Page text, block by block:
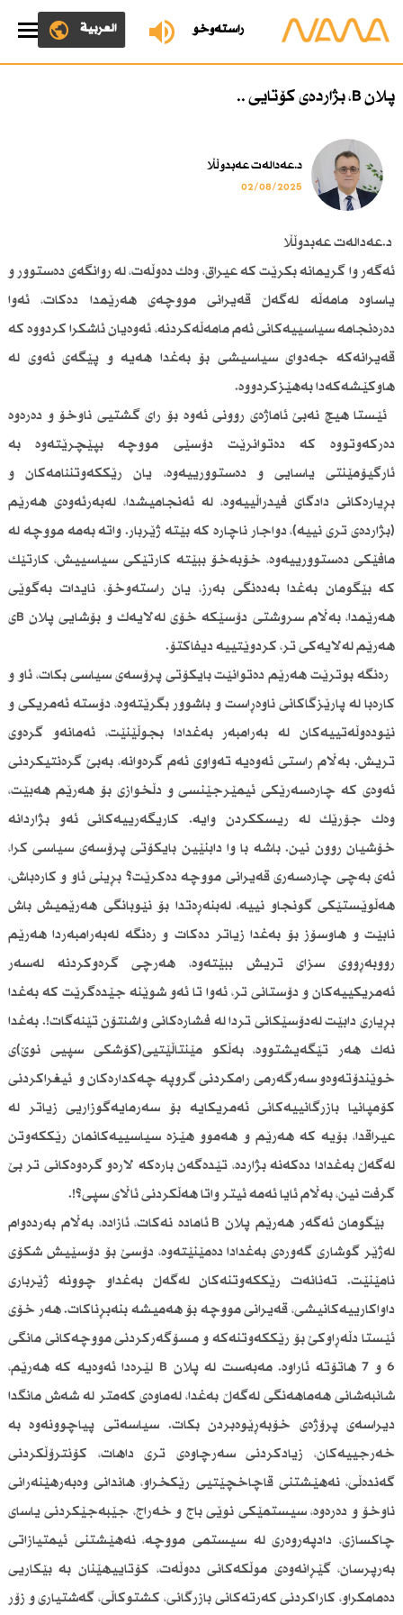
ڕاستەوخۆ العربية
پلان B، بژاردەی كۆتایی ..
د.عەدالەت عەبدوڵڵا
02/08/2025
د.عەدالەت عەبدوڵڵا
ئەگەر وا گریمانە بكرێت كە عیراق، وەك دەوڵەت، لە روانگەی دەستوور و
یاساوە مامەڵە لەگەڵ قەیرانی مووچەی هەرێمدا دەكات، ئەوا
دەرەنجامە سیاسییەكانی ئەم مامەڵەكردنە، ئەوەیان ئاشكرا كردووە كە
قەیرانەكە جەدوای سیاسیشی بۆ بەغدا هەیە و پێگەی ئەوی لە
هاوكێشەكەدا بەهێزكردووە‌.
ئێستا هیچ نەبێ ئاماژەی روونی ئەوە بۆ رای گشتیی ناوخۆ و دەرەوە
دەركەوتووە‌ كە دەتوانرێت دۆسێی مووچە بپێچرێتەوە بە‌
ئارگیۆمێنتی یاسایی و دەستوورییە‌وە، یان رێككەوتننامەكان و
بڕیارەكانی دادگای فیدراڵییەوە، لە ئەنجامیشدا، لەبەرئەوەی هەرێم
(بژاردەی تری نییه)‌‌، دواجار ناچارە كە بێتە ژێربار. واتە بەمە مووچە لە
مافێكی دەستوورییەوه،‌ خۆبەخۆ ببێتە كارتێكی سیاسییش، كارتێك
كە بێگومان بەغدا بەدەنگی بەرز، یان راستەوخۆ، نایدات بەگوێی
هەرێمدا، بەڵام سروشتی دۆسێكە خۆی لەلایەك و بۆشایی پلان Bی
هەرێم لەلایەكی تر، كردوێتییە دیفاكتۆ.
رەنگە بوترێت هەرێم دەتوانێت بایكۆتی پرۆسەی سیاسی بكات، ئاو و
كارەبا لە پارێزگاكانی ناوەڕاست و باشوور بگرێتەوە، دۆستە ئەمریكی و
نێودەوڵەتییەكان لە بەرامبەر بەغدادا بجوڵێنێت، ئەمانەو گرەوی
تریش. بەڵام راستی ئەوەیە تەواوی ئەم گرەوانە، بەبێ گرەنتیكردنی
ئەوەی كە چارەسەرێكی ئیمێرجێنسی و دڵخوازی بۆ هەرێم هەبێت،
وەك جۆرێك لە ریسككردن وایە‌. كاریگەرییەكانی ئەو بژاردانە
خۆشیان روون نین. باشە با وا دابنێین بایكۆتی پرۆسەی سیاسی كرا،
ئەی بەچی چارەسەری قەیرانی مووچە دەكرێت؟ بڕینی ئاو و كارەباش،
هەڵوێستێكی گونجاو نییە‌، لەبنەڕەتدا بۆ نێوبانگی هەرێمیش باش
نابێت و هاوسۆز بۆ بەغدا زیاتر دەكات و رەنگە لەبەرامبەردا هەرێم
رووبەڕووی سزای تریش ببێتەوە‌، هەرچی گرەوكردنە لەسەر
ئەمریكییەكان و دۆستانی تر، ئەوا تا ئەو شوێنە جێدەگرێت كە بەغدا
بڕیاری دابێت لەدۆسێكانی تردا لە فشارەكانی واشنتۆن تێنەگات!. بەغدا
نەك هەر تێگەیشتووە، بەڵكو مێنتاڵێتیی(كۆشكی سپیی نوێ)ی
خوێندۆتەوەو سەرگەرمی رامكردنی گروپە چەكدارەكان و ئیغراكردنی
كۆمپانیا بازرگانییەكانی ئەمریكایە بۆ سەرمایەگوزاریی زیاتر لە
عیراقدا، بۆیە كە هەرێم و هەموو هێزە سیاسییەكانمان رێككەوتن
لەگەڵ بەغدادا دەكەنە بژارده، تێدەگەن بارەكە لارەو گرەوەكانی تر بێ
گرفت نین، بەڵام ئایا ئەمە ئیتر واتا هەڵكردنی ئاڵای سپی‌؟!.
بێگومان ئەگەر هەرێم پلان B ئامادە نەكات، ئازادە، بەڵام بەردەوام
لەژێر گوشاری گەورەی بەغدادا دەمێنێتەوه، دۆسێ بۆ دۆسێیش شكۆی
نامێنێت. تەنانەت رێككەوتنەكان لەگەڵ بەغداو چوونه ‌ژێرباری
داواكارییەكانیشی، قەیرانی مووچە بۆ هەمیشە بنەبڕناكات‌. هەر خۆی
ئێستا دڵەڕاوكێ بۆ رێككەوتنەكه ‌و مسۆگەركردنی مووچەكانی مانگی
6 و 7 هاتۆتە ئاراوە. مەبەست لە پلان B لێرەدا ئەوەیە كە هەرێم،
شانبەشانی هەماهەنگی لەگەڵ بەغدا، لەماوەی كەمتر لە شەش مانگدا
دیراسەی پرۆژەی خۆبەڕێوەبردن بكات. سیاسەتی پیاچوونەوە بە
خەرجییەكان، زیادكردنی سەرچاوەی تری داهات، كۆنترۆڵكردنی
گەندەڵی، نەهێشتنی قاچاخچێتیی رێكخراو، هاندانی وەبەرهێنەرانی
ناوخۆ و دەرەوە، سیستمێكی نوێی باج و خەراج، جێبەجێكردنی یاسای
چاكسازی، دادپەر‌وەری لە سیستمی مووچە، نەهێشتنی ئیمتیازاتی
بەرپرسان، گێڕانەوەی موڵكەكانی دەوڵەت، كۆتاییهێنان بە بێكاریی
دەمامكراو، كاراكردنی كەرتەكانی بازرگانی، كشتوكاڵی، گەشتیاری و زۆر